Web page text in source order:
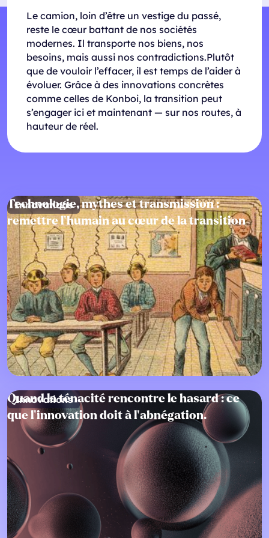
Le camion, loin d’être un vestige du passé,
reste le cœur battant de nos sociétés
modernes. Il transporte nos biens, nos
besoins, mais aussi nos contradictions.Plutôt
que de vouloir l’effacer, il est temps de l’aider à
évoluer. Grâce à des innovations concrètes
comme celles de Konboi, la transition peut
s’engager ici et maintenant — sur nos routes, à
hauteur de réel.
Innovations
Technologie, mythes et transmission :
remettre l’humain au cœur de la transition
Innovations
Quand la ténacité rencontre le hasard : ce
que l’innovation doit à l’abnégation.